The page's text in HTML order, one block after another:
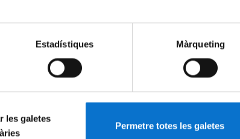
Estadístiques Màrqueting
les galetes
Permetre totes les galetes